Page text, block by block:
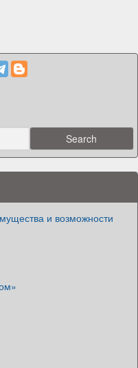
и возможности